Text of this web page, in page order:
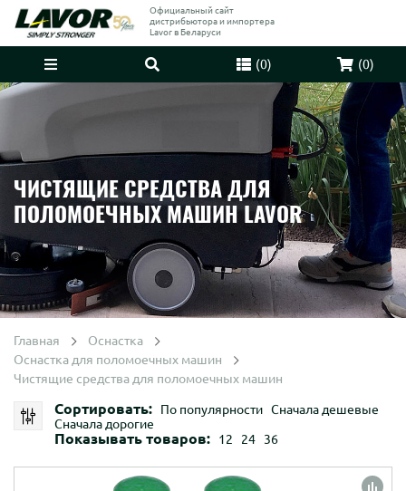
Официальный сайт
дистрибьютора и импортера
Lavor в Беларуси
(0) (0)
ЧИСТЯЩИЕ СРЕДСТВА ДЛЯ
ПОЛОМОЕЧНЫХ МАШИН LAVOR
Главная
Оснастка
Оснастка для поломоечных машин
Чистящие средства для поломоечных машин
Сортировать: По популярности Сначала дешевые
Сначала дорогие
Показывать товаров: 12 24 36